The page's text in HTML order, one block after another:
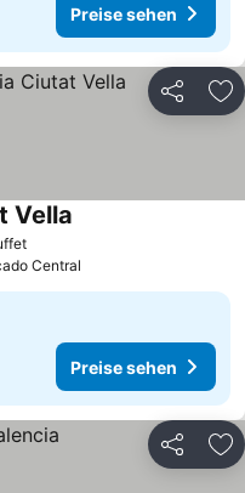
Preise sehen
Teilen
Preise sehen
Vella
Central
Preise sehen
Teilen